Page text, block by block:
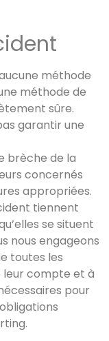
méthode
méthode de
sûre.
garantir une
brèche de la
concernés
appropriées.
tiennent
se situent
nous engageons
toutes les
leur compte et à
pour